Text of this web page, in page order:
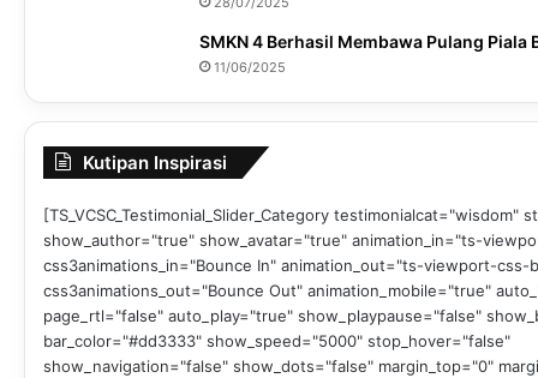
SMKN 4 Berhasil Membawa Pulang Piala
11/06/2025
Kutipan Inspirasi
[TS_VCSC_Testimonial_Slider_Category testimonialcat="wisdom"
show_author="true" show_avatar="true" animation_in="ts-
css3animations_in="Bounce In" animation_out="ts-viewport-css-
css3animations_out="Bounce Out" animation_mobile="true"
page_rtl="false" auto_play="true" show_playpause="false"
bar_color="#dd3333" show_speed="5000" stop_hover="false"
show_navigation="false" show_dots="false" margin_top="0"